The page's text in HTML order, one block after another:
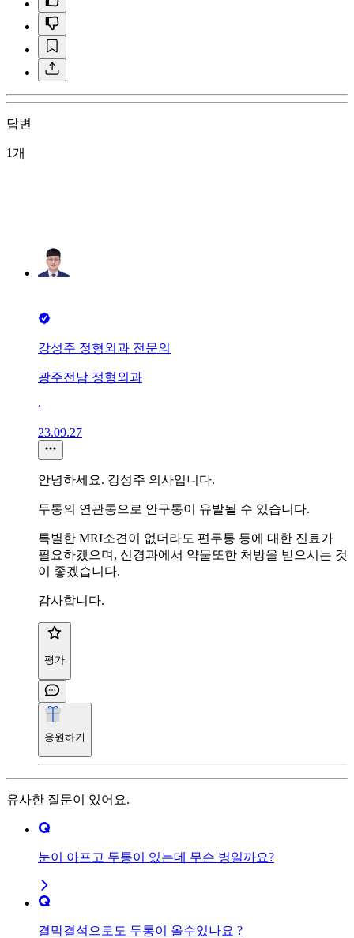
답변
1개
강성주 정형외과 전문의
광주전남 정형외과
∙
23.09.27
안녕하세요. 강성주 의사입니다.
두통의 연관통으로 안구통이 유발될 수 있습니다.
특별한 MRI소견이 없더라도 편두통 등에 대한 진료가
필요하겠으며, 신경과에서 약물또한 처방을 받으시는 것
이 좋겠습니다.
감사합니다.
평가
응원하기
유사한 질문이 있어요.
눈이 아프고 두통이 있는데 무슨 병일까요?
결막결석으로도 두통이 올수있나요 ?